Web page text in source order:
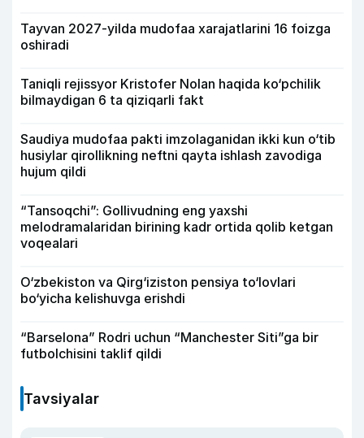
Tayvan 2027-yilda mudofaa xarajatlarini 16 foizga
oshiradi
Taniqli rejissyor Kristofer Nolan haqida ko‘pchilik
bilmaydigan 6 ta qiziqarli fakt
Saudiya mudofaa pakti imzolaganidan ikki kun o‘tib
husiylar qirollikning neftni qayta ishlash zavodiga
hujum qildi
“Tansoqchi”: Gollivudning eng yaxshi
melodramalaridan birining kadr ortida qolib ketgan
voqealari
O‘zbekiston va Qirg‘iziston pensiya to‘lovlari
bo‘yicha kelishuvga erishdi
“Barselona” Rodri uchun “Manchester Siti”ga bir
futbolchisini taklif qildi
Tavsiyalar